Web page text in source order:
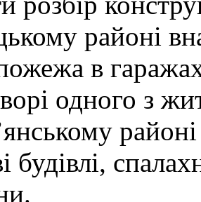
районі
в
одного з
будівлі,